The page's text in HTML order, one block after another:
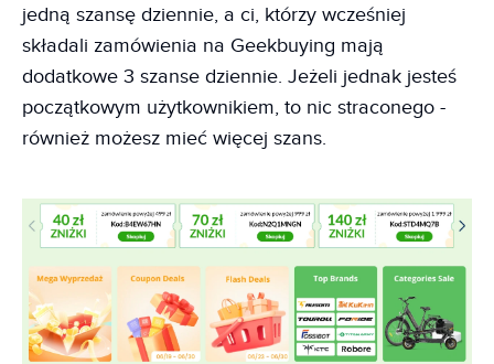
jedną szansę dziennie, a ci, którzy wcześniej
składali zamówienia na Geekbuying mają
dodatkowe 3 szanse dziennie. Jeżeli jednak jesteś
początkowym użytkownikiem, to nic straconego -
również możesz mieć więcej szans.